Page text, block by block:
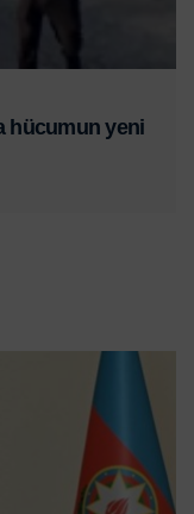
hücumun yeni